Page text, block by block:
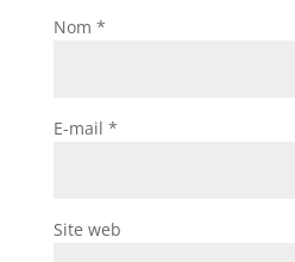
Nom *
E-mail *
Site web